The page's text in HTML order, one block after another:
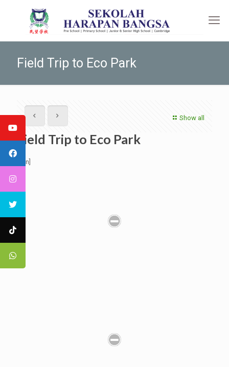
Field Trip to Eco Park
Show all
Field Trip to Eco Park
[:en]